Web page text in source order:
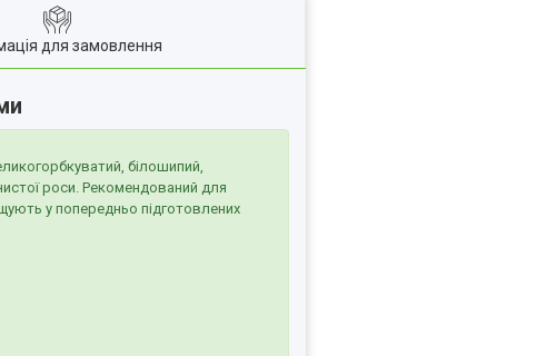
для замовлення
білошипий,
роси. Рекомендований для
у попередньо підготовлених